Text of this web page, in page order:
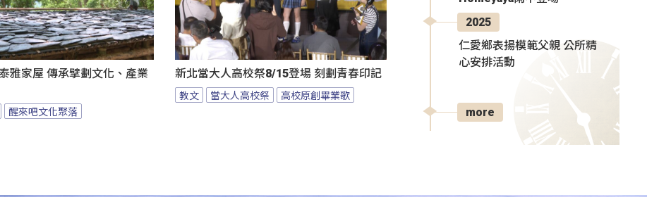
雅家屋 傳承擘劃文化、產業
醒來吧文化聚落
新北當大人高校祭8/15登場 刻劃青春印記
教文 當大人高校祭 高校原創畢業歌
2025
仁愛鄉表揚模範父親 公所精
心安排活動
more